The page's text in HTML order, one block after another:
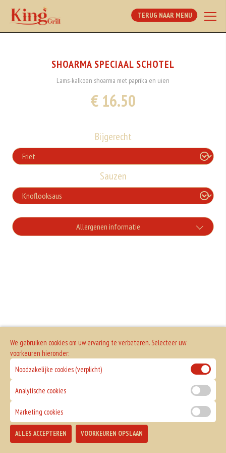
TERUG NAAR MENU
SHOARMA SPECIAAL SCHOTEL
Lams-kalkoen shoarma met paprika en uien
€ 16.50
Bijgerecht
Sauzen
Allergenen informatie
We gebruiken cookies om uw ervaring te verbeteren. Selecteer uw
voorkeuren hieronder:
Noodzakelijke cookies (verplicht)
Analytische cookies
Marketing cookies
ALLES ACCEPTEREN VOORKEUREN OPSLAAN